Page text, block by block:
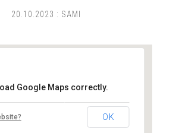
20.10.2023 : SAMI
– SYLI ry
8 D 104 - Turku
Google Maps correctly.
OK